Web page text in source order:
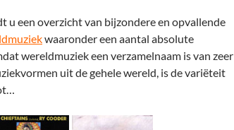
u een overzicht van bijzondere en opvallende
waaronder een aantal absolute
wereldmuziek een verzamelnaam is van zeer
uit de gehele wereld, is de variëteit